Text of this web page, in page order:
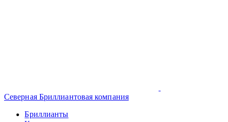
Северная Бриллиантовая компания
Бриллианты